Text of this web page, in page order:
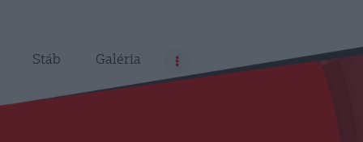
Stáb Galéria